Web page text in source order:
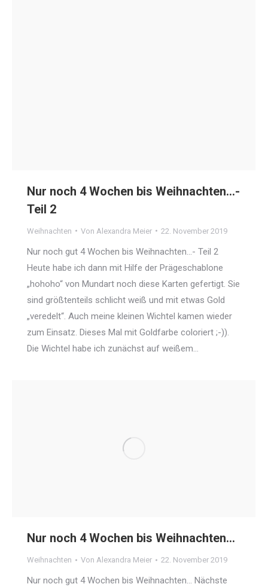
Nur noch 4 Wochen bis Weihnachten…-
Teil 2
Weihnachten Von Alexandra Meier 22. November 2019
Nur noch gut 4 Wochen bis Weihnachten…- Teil 2
Heute habe ich dann mit Hilfe der Prägeschablone
„hohoho“ von Mundart noch diese Karten gefertigt. Sie
sind größtenteils schlicht weiß und mit etwas Gold
„veredelt“. Auch meine kleinen Wichtel kamen wieder
zum Einsatz. Dieses Mal mit Goldfarbe coloriert ;-)).
Die Wichtel habe ich zunächst auf weißem…
Nur noch 4 Wochen bis Weihnachten…
Weihnachten Von Alexandra Meier 22. November 2019
Nur noch gut 4 Wochen bis Weihnachten… Nächste